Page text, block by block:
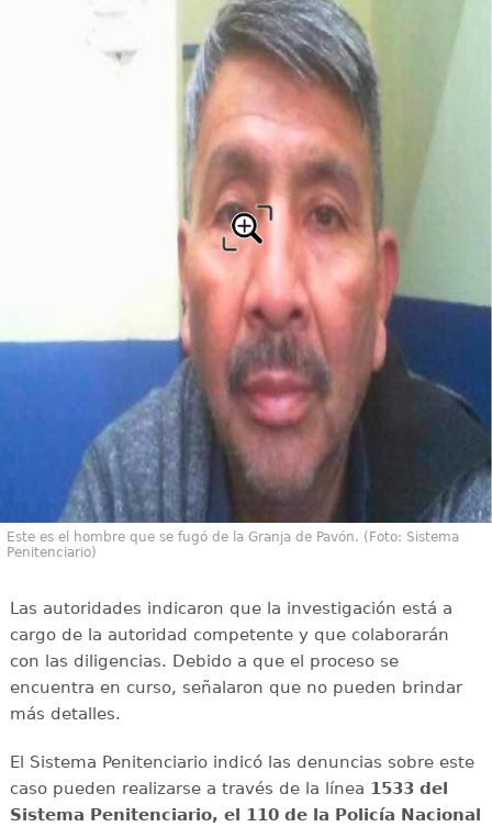
Este es el hombre que se fugó de la Granja de Pavón. (Foto: Sistema
Penitenciario)
Las autoridades indicaron que la investigación está a
cargo de la autoridad competente y que colaborarán
con las diligencias. Debido a que el proceso se
encuentra en curso, señalaron que no pueden brindar
más detalles.
El Sistema Penitenciario indicó las denuncias sobre este
caso pueden realizarse a través de la línea 1533 del
Sistema Penitenciario, el 110 de la Policía Nacional